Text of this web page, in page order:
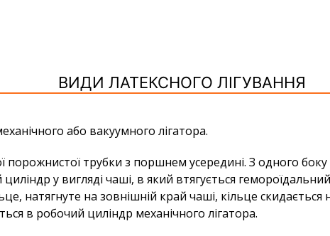
ВИДИ ЛАТЕКСНОГО ЛІГУВАННЯ
або вакуумного лігатора.
порожнистої трубки з поршнем усередині. З одного
у вигляді чаші, в який втягується
натягнуте на зовнішній край чаші, кільце скидається
в робочий циліндр механічного лігатора.